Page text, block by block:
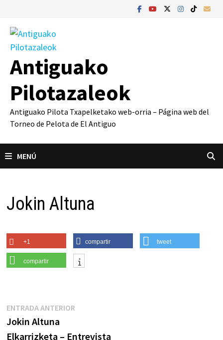
contenido
Antiguako
Pilotazaleok
Antiguako Pilota Txapelketako web-orria – Página web del
Torneo de Pelota de El Antiguo
MENÚ
Jokin Altuna
+1 compartir tweet
compartir
Navegación
de
ENTRADA ANTERIOR
Jokin Altuna
Elkarrizketa – Entrevista